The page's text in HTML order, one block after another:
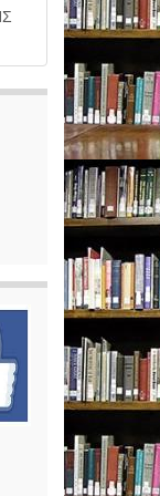
this page